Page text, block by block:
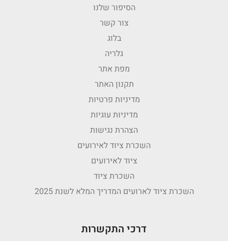
הסיפור שלנו
צור קשר
בלוג
גלריה
מפת אתר
תקנון האתר
מדיניות פרטיות
מדיניות עוגיות
הצהרת נגישות
השכרת ציוד לאירועים
ציוד לאירועים
השכרת ציוד
השכרת ציוד לארועים המדריך המלא לשנת 2025
דרכי התקשרות